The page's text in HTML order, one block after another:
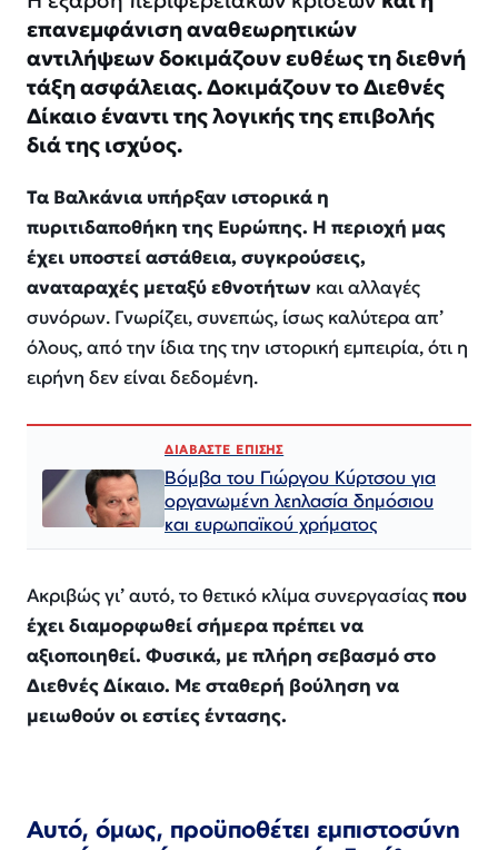
επανεμφάνιση αναθεωρητικών
αντιλήψεων δοκιμάζουν ευθέως τη διεθνή
τάξη ασφάλειας. Δοκιμάζουν το Διεθνές
Δίκαιο έναντι της λογικής της επιβολής
διά της ισχύος.
Τα Βαλκάνια υπήρξαν ιστορικά η
πυριτιδαποθήκη της Ευρώπης. Η περιοχή μας
έχει υποστεί αστάθεια, συγκρούσεις,
αναταραχές μεταξύ εθνοτήτων και αλλαγές
συνόρων. Γνωρίζει, συνεπώς, ίσως καλύτερα απ’
όλους, από την ίδια της την ιστορική εμπειρία, ότι η
ειρήνη δεν είναι δεδομένη.
ΔΙΑΒΑΣΤΕ ΕΠΙΣΗΣ
Βόμβα του Γιώργου Κύρτσου για
οργανωμένη λεηλασία δημόσιου
και ευρωπαϊκού χρήματος
Ακριβώς γι’ αυτό, το θετικό κλίμα συνεργασίαςπου
έχει διαμορφωθεί σήμερα πρέπει να
αξιοποιηθεί. Φυσικά, με πλήρη σεβασμό στο
Διεθνές Δίκαιο. Με σταθερή βούληση να
μειωθούν οι εστίες έντασης.
Αυτό, όμως, προϋποθέτει εμπιστοσύνη